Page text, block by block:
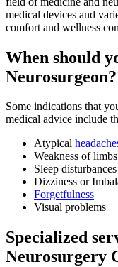
medical devices and
comfort and wellness
When should
Neurosurgeon?
Some indications that
medical advice include
Atypical
Weakness of
Sleep disturbances
Dizziness or
Forgetfulness
Visual problems
Specialized
Neurosurgery